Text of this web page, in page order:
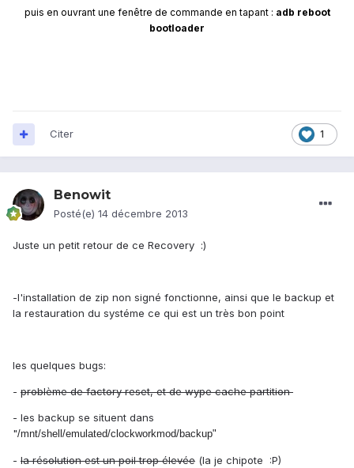
puis en ouvrant une fenêtre de commande en tapant : adb reboot
bootloader
1
Citer
Benowit
Posté(e) 14 décembre 2013
Juste un petit retour de ce Recovery :)
-l'installation de zip non signé fonctionne, ainsi que le backup et
la restauration du systéme ce qui est un très bon point
les quelques bugs:
- problème de factory reset, et de wype cache partition
- les backup se situent dans
"/mnt/shell/emulated/clockworkmod/backup"
- la résolution est un poil trop élevée (la je chipote :P)